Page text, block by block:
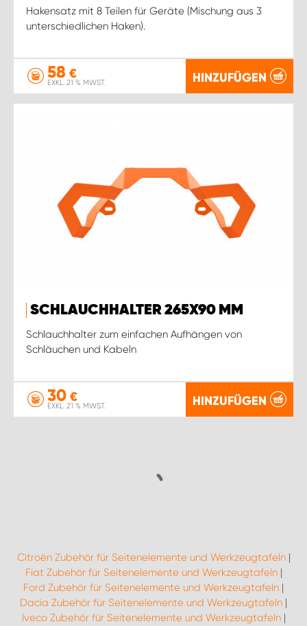
Hakensatz mit 8 Teilen für Geräte (Mischung aus 3
unterschiedlichen Haken).
58 €
EXKL. 21 % MWST. HINZUFÜGEN
SCHLAUCHHALTER 265X90 MM
Schlauchhalter zum einfachen Aufhängen von
Schläuchen und Kabeln
30 €
EXKL. 21 % MWST. HINZUFÜGEN
Citroën Zubehör für Seitenelemente und Werkzeugtafeln|
Fiat Zubehör für Seitenelemente und Werkzeugtafeln|
Ford Zubehör für Seitenelemente und Werkzeugtafeln |
Dacia Zubehör für Seitenelemente und Werkzeugtafeln |
Iveco Zubehör für Seitenelemente und Werkzeugtafeln|